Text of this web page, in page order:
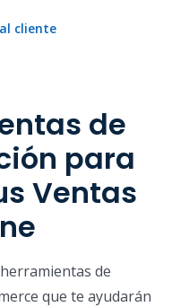
cliente
de
para
Ventas
de
que te ayudarán